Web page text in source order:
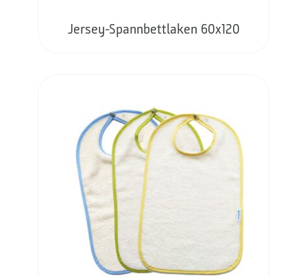
Jersey-Spannbettlaken 60x120